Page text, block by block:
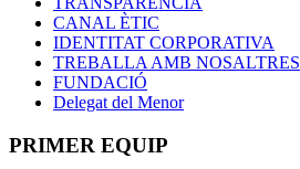
CANAL ÈTIC
IDENTITAT CORPORATIVA
TREBALLA AMB NOSALTRES
FUNDACIÓ
Delegat del Menor
PRIMER EQUIP